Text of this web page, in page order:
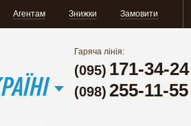
Агентам Знижки Замовити
Гаряча лінія:
(095) 171-34-24
(098) 255-11-55